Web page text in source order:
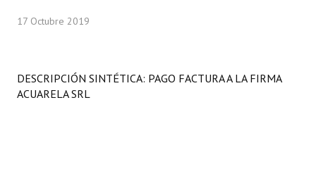
Comisiones Especiales
Programas
17 Octubre 2019
DESCRIPCIÓN SINTÉTICA: PAGO FACTURA A LA FIRMA
ACUARELA SRL